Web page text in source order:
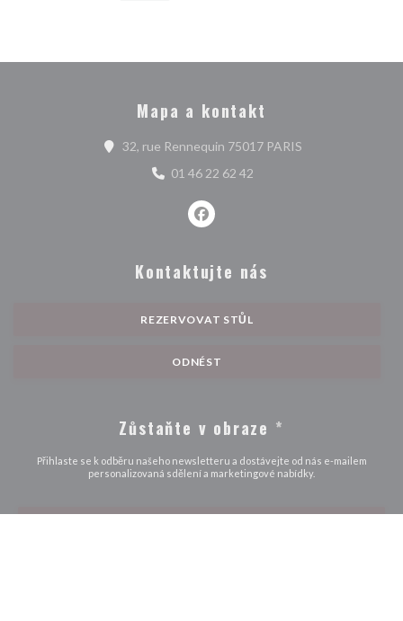
Mapa a kontakt
32, rue Rennequin 75017 PARIS((otevře se v
01 46 22 62 42
Facebook ((otevře se v novém
Kontaktujte nás
REZERVOVAT STŮL
ODNÉST
Zůstaňte v obraze *
Přihlaste se k odběru našeho newsletteru a dostávejte od nás e-mailem
personalizovaná sdělení a marketingové nabídky.